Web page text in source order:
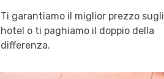
Ti garantiamo il miglior prezzo sugli
hotel o ti paghiamo il doppio della
differenza.